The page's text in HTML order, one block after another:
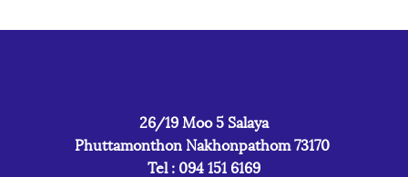
26/19 Moo 5 Salaya
Phuttamonthon Nakhonpathom 73170
Tel : 094 151 6169